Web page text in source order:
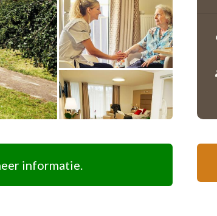
informatie.